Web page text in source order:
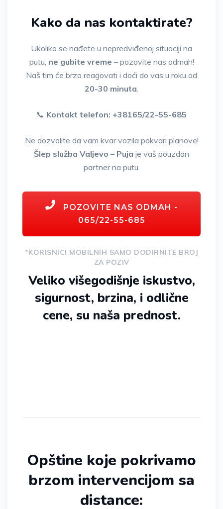
Kako da nas kontaktirate?
Ukoliko se nađete u nepredviđenoj situaciji na
putu, ne gubite vreme – pozovite nas odmah!
Naš tim će brzo reagovati i doći do vas u roku od
20-30 minuta.
📞 Kontakt telefon: +38165/22-55-685
Ne dozvolite da vam kvar vozila pokvari planove!
Šlep služba Valjevo – Puja je vaš pouzdan
partner na putu.
POZOVITE NAS ODMAH -
065/22-55-685
*KORISNICI MOBILNIH SAMO DODIRNITE BROJ
ZA POZIV
Veliko višegodišnje iskustvo,
sigurnost, brzina, i odlične
cene, su naša prednost.
Opštine koje pokrivamo
brzom intervencijom sa
distance: